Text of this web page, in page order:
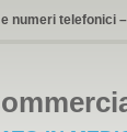
e numeri telefonici